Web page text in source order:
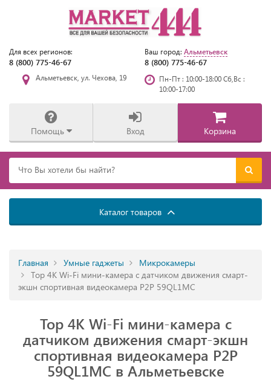
Для всех регионов:
8 (800) 775-46-67
Ваш город: Альметьевск
8 (800) 775-46-67
Альметьевск, ул. Чехова, 19
Пн-Пт : 10:00-18:00 Сб,Вс :
10:00-17:00
Помощь Вход Корзина
Каталог товаров
Главная Умные гаджеты
Микрокамеры
Top 4K Wi-Fi мини-камера с датчиком движения смарт-
экшн спортивная видеокамера P2P 59QL1MC
Top 4K Wi-Fi мини-камера с
датчиком движения смарт-экшн
спортивная видеокамера P2P
59QL1MC в Альметьевске